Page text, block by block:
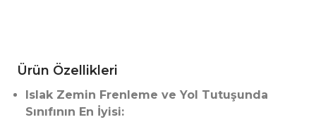
Ürün Özellikleri
Islak Zemin Frenleme ve Yol Tutuşunda
Sınıfının En İyisi: